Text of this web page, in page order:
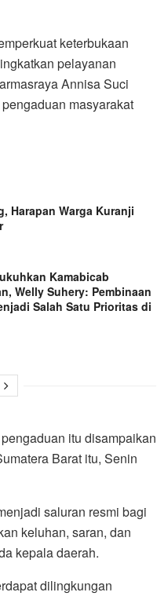
keterbukaan
pelayanan
Annisa Suci
masyarakat
Harapan Warga Kuranji
Kamabicab
Welly Suhery: Pembinaan
Salah Satu Prioritas di
itu disampaikan
Barat itu, Senin
saluran resmi bagi
keluhan, saran, dan
kepala daerah.
dilingkungan